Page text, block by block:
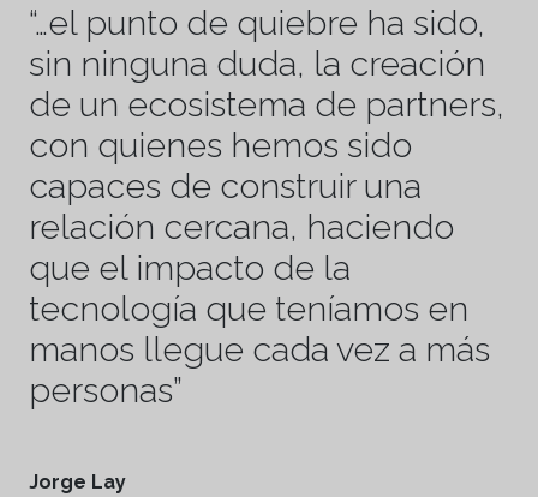
“…el punto de quiebre ha sido,
sin ninguna duda, la creación
de un ecosistema de partners,
con quienes hemos sido
capaces de construir una
relación cercana, haciendo
que el impacto de la
tecnología que teníamos en
manos llegue cada vez a más
personas”
Jorge Lay